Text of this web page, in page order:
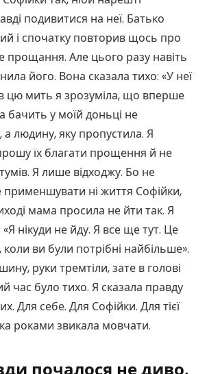
подивитися на неї. Батько
і спочатку повторив щось про
Але цього разу навіть
його. Вона сказала тихо: «У неї
в цю мить я зрозуміла, що вперше
бачить у моїй доньці не
людину, яку пропустила. Я
їх благати прощення й не
Я лише відходжу. Бо не
ні життя Софійки,
мама просила не йти так. Я
«Я нікуди не йду. Я все ще тут. Це
коли ви були потрібні найбільше».
руки тремтіли, зате в голові
час було тихо. Я сказала правду
Для себе. Для Софійки. Для тієї
роками звикала мовчати.